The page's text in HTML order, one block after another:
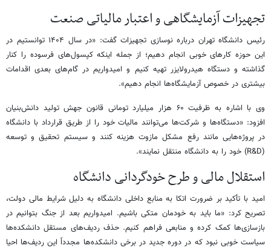
تجهیزات آزمایشگاهی و اعتبار مالیاتی صنعت
رئیس دانشگاه تهران درباره نوسازی تجهیزات گفت: «در سال ۱۴۰۴ توانستیم در
این حوزه کارهای خوبی انجام دهیم؛ از جمله اینکه کپسول‌های فرسوده را کنار
گذاشته و دستگاه هیدرولایزر تهیه کنیم و امیدواریم در گام‌های بعدی اقدامات
بیشتری در خصوص آزمایشگاه‌ها انجام دهیم».
وی با اشاره به ظرفیت ۶۰ هزار میلیارد تومانی قانون جهش تولید دانش‌بنیان
افزود: «دستگاه‌ها و شرکت‌ها می‌توانند مالیات خود را از طریق قرارداد با دانشگاه
در پروژه‌هایی مانند رفع مشکل مازوت هزینه کنند و سیستم تحقیق و توسعه
(R&D) خود را به دانشگاه منتقل نمایند».
استقلال مالی و طرح خودگردانی دانشگاه
امید با تأکید بر ضرورت اتکا به منابع داخلی دانشگاه به دلیل شرایط مالی دولت،
تصریح کرد: «ما باید به خودمان متکی باشیم. امیدواریم بعد از جنگ بتوانیم در
بازسازی‌ها کمک کرده و منابعی فراهم کنیم. حذف ردیف‌های مستقل دانشکده‌ها
سیاست خوبی نبود که در دوره جدید در برخی دانشکده‌ها مجدداً این ردیف‌ها احیا